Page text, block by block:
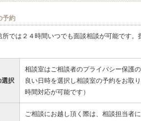
予約
所では２４時間いつでも面談相談が可能です。
選択
相談室はご相談者のプライバシー保護
良い日時を選択し相談室の予約をお取
時間対応が可能です）
ご相談にお越し頂く際は、相談担当者